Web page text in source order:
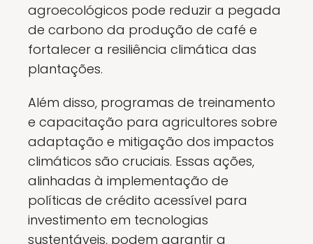
agroecológicos pode reduzir a pegada
de carbono da produção de café e
fortalecer a resiliência climática das
plantações.
Além disso, programas de treinamento
e capacitação para agricultores sobre
adaptação e mitigação dos impactos
climáticos são cruciais. Essas ações,
alinhadas à implementação de
políticas de crédito acessível para
investimento em tecnologias
sustentáveis, podem garantir a